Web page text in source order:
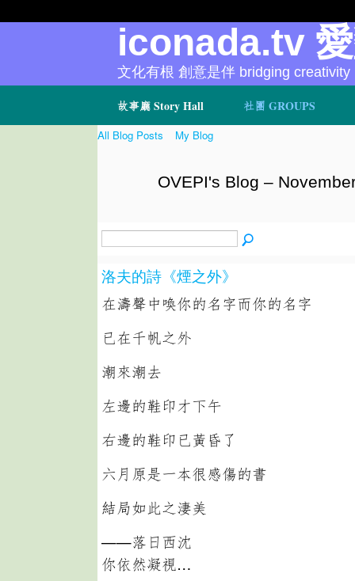
故事廳 Story Hall 社團 GROUPS
iconada.tv
文化有根 創意是伴 bridging creativity
All Blog Posts My Blog
OVEPI's Blog –
洛夫的詩《煙之外》
在濤聲中喚你的名字而你的名字
已在千帆之外
潮來潮去
左邊的鞋印才下午
右邊的鞋印已黃昏了
六月原是一本很感傷的書
結局如此之淒美
——落日西沈
你依然凝視…